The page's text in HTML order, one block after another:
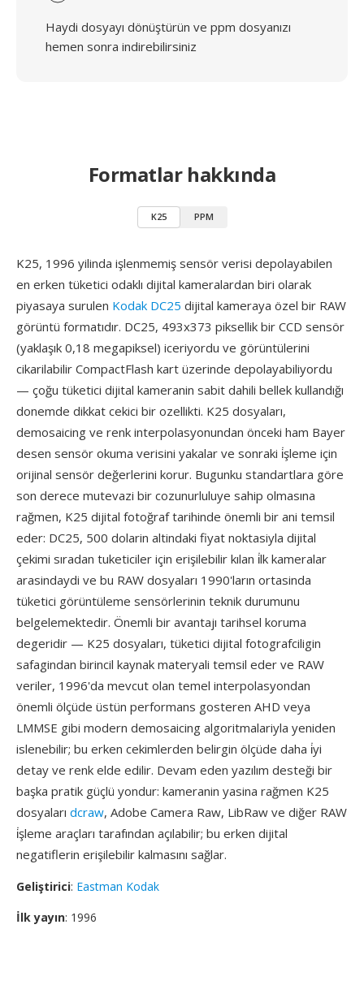
Haydi dosyayı dönüştürün ve ppm dosyanızı
hemen sonra indirebilirsiniz
Formatlar hakkında
K25 PPM
K25, 1996 yilinda işlenmemiş sensör verisi depolayabilen
en erken tüketici odaklı dijital kameralardan biri olarak
piyasaya surulen Kodak DC25 dijital kameraya özel bir RAW
görüntü formatıdır. DC25, 493x373 piksellik bir CCD sensör
(yaklaşık 0,18 megapiksel) iceriyordu ve görüntülerini
cikarilabilir CompactFlash kart üzerinde depolayabiliyordu
— çoğu tüketici dijital kameranin sabit dahili bellek kullandığı
donemde dikkat cekici bir ozellikti. K25 dosyaları,
demosaicing ve renk interpolasyonundan önceki ham Bayer
desen sensör okuma verisini yakalar ve sonraki i̇şleme için
orijinal sensör değerlerini korur. Bugunku standartlara göre
son derece mutevazi bir cozunurluluye sahip olmasına
rağmen, K25 dijital fotoğraf tarihinde önemli bir ani temsil
eder: DC25, 500 dolarin altindaki fiyat noktasiyla dijital
çekimi sıradan tuketiciler için erişilebilir kılan i̇lk kameralar
arasindaydi ve bu RAW dosyaları 1990'ların ortasinda
tüketici görüntüleme sensörlerinin teknik durumunu
belgelemektedir. Önemli bir avantajı tarihsel koruma
degeridir — K25 dosyaları, tüketici dijital fotografciligin
safagindan birincil kaynak materyali temsil eder ve RAW
veriler, 1996'da mevcut olan temel interpolasyondan
önemli ölçüde üstün performans gosteren AHD veya
LMMSE gibi modern demosaicing algoritmalariyla yeniden
islenebilir; bu erken cekimlerden belirgin ölçüde daha i̇yi
detay ve renk elde edilir. Devam eden yazılım desteği bir
başka pratik güçlü yondur: kameranin yasina rağmen K25
dosyaları dcraw, Adobe Camera Raw, LibRaw ve diğer RAW
i̇şleme araçları tarafından açılabilir; bu erken dijital
negatiflerin erişilebilir kalmasını sağlar.
Geliştirici: Eastman Kodak
İlk yayın: 1996